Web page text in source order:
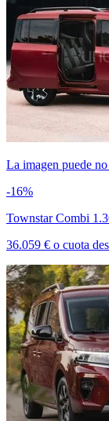
La imagen puede
-16%
Townstar Combi
36.059 € o cuota